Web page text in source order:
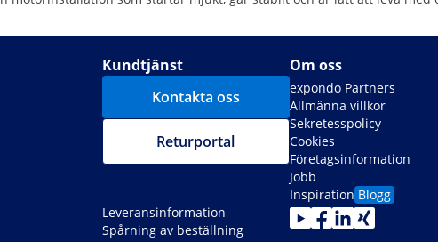
Kundtjänst
Kontakta oss
Returportal
Leveransinformation
Spårning av beställning
Om oss
expondo Partners
Allmänna villkor
Sekretesspolicy
Cookies
Företagsinformation
Jobb
Inspiration Blogg